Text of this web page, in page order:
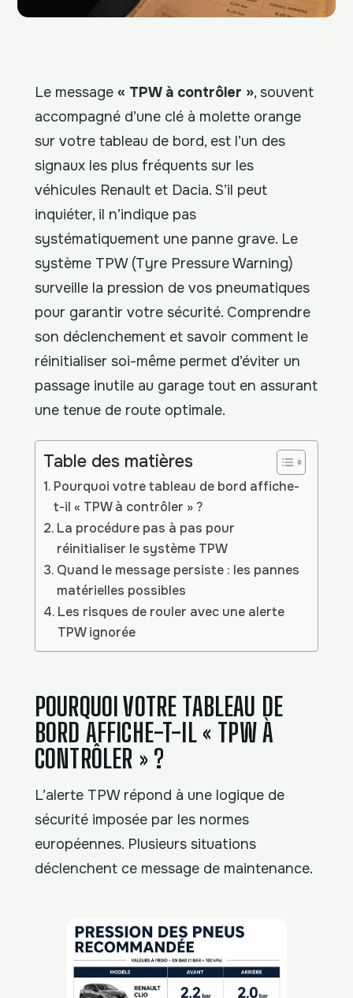
Le message « TPW à contrôler », souvent
accompagné d’une clé à molette orange
sur votre tableau de bord, est l’un des
signaux les plus fréquents sur les
véhicules Renault et Dacia. S’il peut
inquiéter, il n’indique pas
systématiquement une panne grave. Le
système TPW (Tyre Pressure Warning)
surveille la pression de vos pneumatiques
pour garantir votre sécurité. Comprendre
son déclenchement et savoir comment le
réinitialiser soi-même permet d’éviter un
passage inutile au garage tout en assurant
une tenue de route optimale.
Table des matières
Pourquoi votre tableau de bord affiche-
t-il « TPW à contrôler » ?
La procédure pas à pas pour
réinitialiser le système TPW
Quand le message persiste : les pannes
matérielles possibles
Les risques de rouler avec une alerte
TPW ignorée
POURQUOI VOTRE TABLEAU DE
BORD AFFICHE-T-IL « TPW À
CONTRÔLER » ?
L’alerte TPW répond à une logique de
sécurité imposée par les normes
européennes. Plusieurs situations
déclenchent ce message de maintenance.